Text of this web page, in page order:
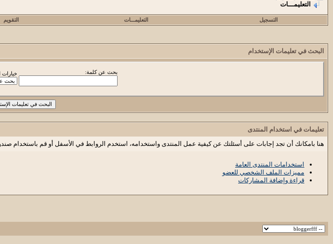
التعليمـــات
التسجيل التعليمـــات التقويم
البحث في تعليمات الإستخدام
بحث عن كلمة: خيارات
تعليمات في استخدام المنتدى
هنا بامكانك أن تجد إجابات على أسئلتك عن كيفية عمل المنتدى واستخدامه، استخدم الروابط في الأسفل أو قم باستخدام
استخدامات المنتدى العامة
مميزات الملف الشخصي للعضو
قراءة وإضافة المشاركات